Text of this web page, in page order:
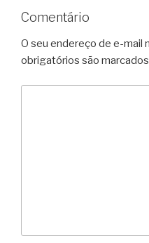
Comentário
O seu endereço de e-mail
obrigatórios são